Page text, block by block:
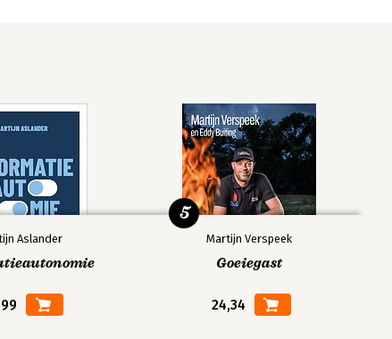
Aslander Martijn Verspeek
Goeiegast
24,34
5